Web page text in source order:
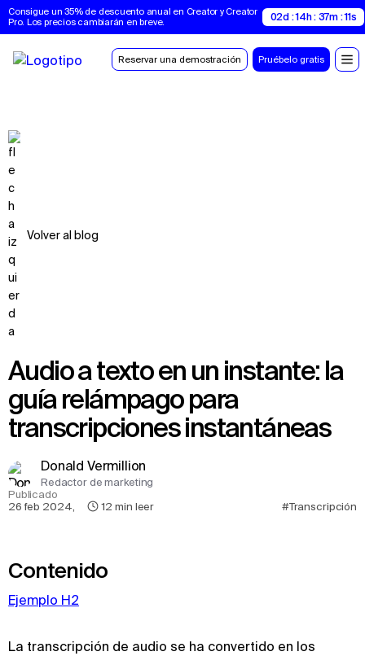
Consigue un 35% de descuento anual en Creator y Creator
Pro. Los precios cambiarán en breve.
02d : 14h : 37m : 10s
Reservar una demostración Pruébelo gratis
Volver al blog
Audio a texto en un instante: la
guía relámpago para
transcripciones instantáneas
Donald Vermillion
Redactor de marketing
Publicado
26 feb 2024, 12 min leer #Transcripción
Contenido
Ejemplo H2
La transcripción de audio se ha convertido en los